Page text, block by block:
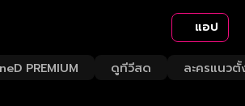
แอป
PREMIUM ดูทีวีสด ละครแนวตั้